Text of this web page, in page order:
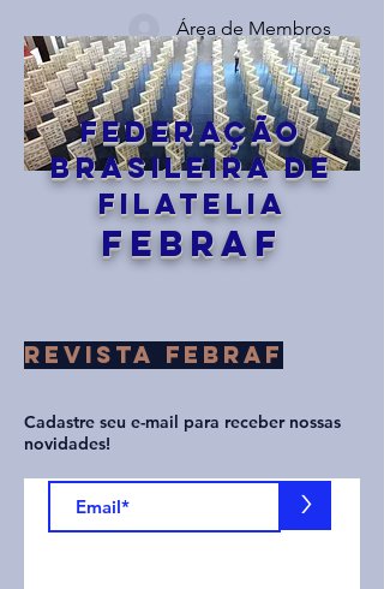
Área de Membros
FEDERAÇãO
BRASIleira de
Filatelia
FEBRAF
REVISTA FEBRAF
Cadastre seu e-mail para receber nossas
novidades!
>